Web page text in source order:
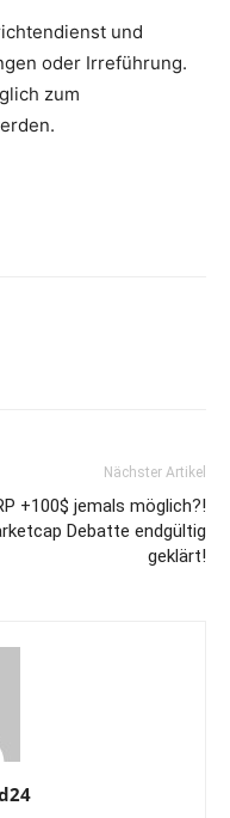
und
oder Irreführung.
zum
Nächster Artikel
+100$ jemals möglich?!
Debatte endgültig
geklärt!